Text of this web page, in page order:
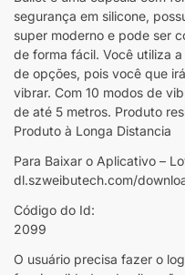
segurança em silicone,
super moderno e pode ser
de forma fácil. Você utiliza
de opções, pois você que
vibrar. Com 10 modos de
de até 5 metros. Produto
Produto à Longa Distancia
Para Baixar o Aplicativo –
dl.szweibutech.com/
Código do Id:
2099
O usuário precisa fazer o